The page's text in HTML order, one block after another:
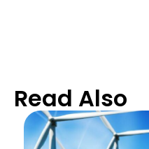
Read Also